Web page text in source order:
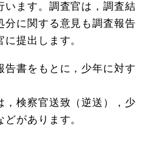
います。調査官は，調査結
分に関する意見も調査報告
提出します。
告書をもとに，少年に対す
，検察官送致（逆送），少
があります。